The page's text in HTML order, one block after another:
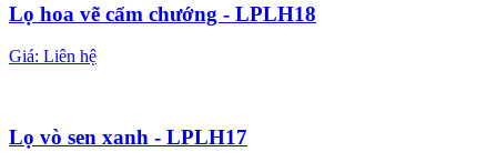
Lọ hoa vẽ cẩm chướng - LPLH18
Giá: Liên hệ
Lọ vò sen xanh - LPLH17